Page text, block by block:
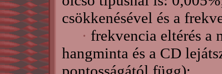
csökkenésével és a
· frekvencia eltérés a
hangminta és a CD